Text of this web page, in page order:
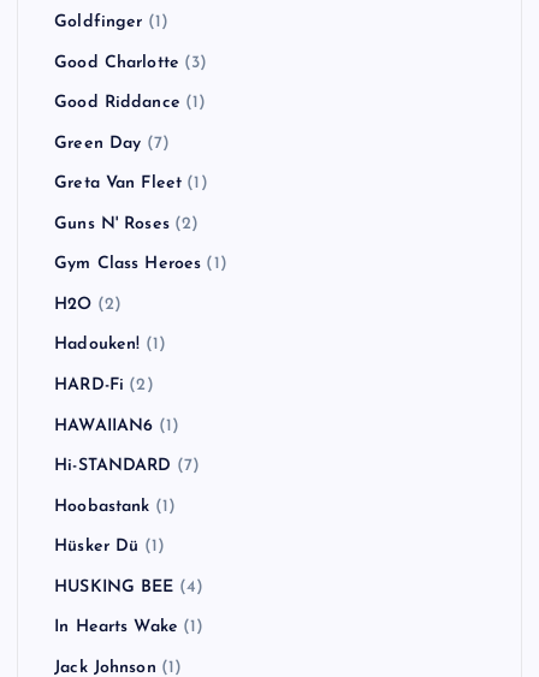
Goldfinger (1)
Good Charlotte (3)
Good Riddance (1)
Green Day (7)
Greta Van Fleet (1)
Guns N' Roses(2)
Gym Class Heroes (1)
H2O (2)
Hadouken! (1)
HARD-Fi (2)
HAWAIIAN6 (1)
Hi-STANDARD (7)
Hoobastank (1)
Hüsker Dü (1)
HUSKING BEE (4)
In Hearts Wake (1)
Jack Johnson (1)